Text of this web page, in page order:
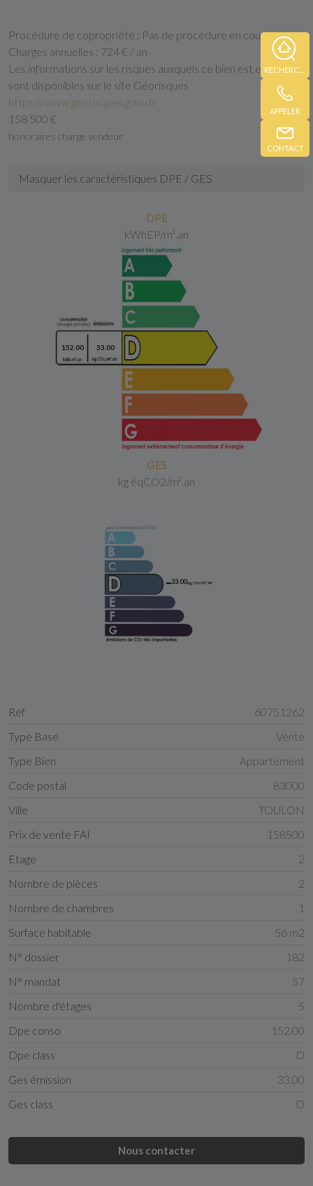
APPELER
CONTACT
Procédure de copropriété : Pas de procédure en cours
Charges annuelles : 724 € / an
Les informations sur les risques auxquels ce bien est exposé
sont disponibles sur le site Géorisques
https://www.georisques.gouv.fr
158 500 €
honoraires charge vendeur
Masquer les caractéristiques DPE / GES
DPE
kWhEP/m².an
152.00 33.00
GES
kg éqCO2/m².an
33.00
Réf
60751262
Type Base
Vente
Type Bien
Appartement
Code postal
83000
Ville
TOULON
Prix de vente FAI
158500
Etage
2
Nombre de pièces
2
Nombre de chambres
1
Surface habitable
56 m2
N° dossier
182
N° mandat
57
Nombre d'étages
5
Dpe conso
152.00
Dpe class
D
Ges émission
33.00
Ges class
D
Nous contacter